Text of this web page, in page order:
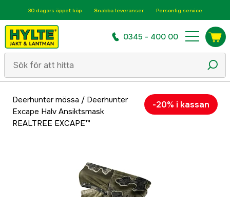
30 dagars öppet köp Snabba leveranser Personlig service
0345 - 400 00
Deerhunter mössa / Deerhunter
Excape Halv Ansiktsmask
REALTREE EXCAPE™
-20% i kassan